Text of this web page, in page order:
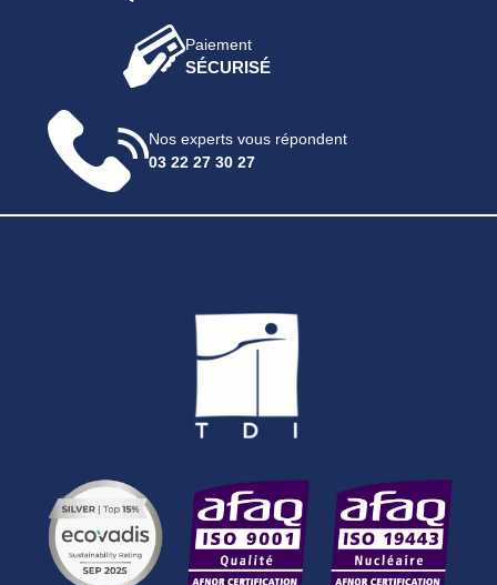
Paiement
SÉCURISÉ
Nos experts vous répondent
03 22 27 30 27